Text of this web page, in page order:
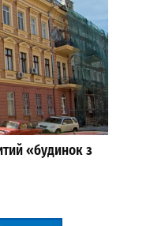
«будинок з